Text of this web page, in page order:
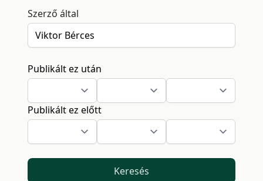
Szerző által
Publikált ez után
Publikált ez előtt
Keresés